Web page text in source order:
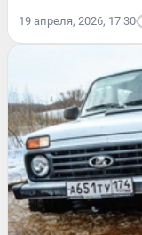
19 апреля, 2026, 17:30